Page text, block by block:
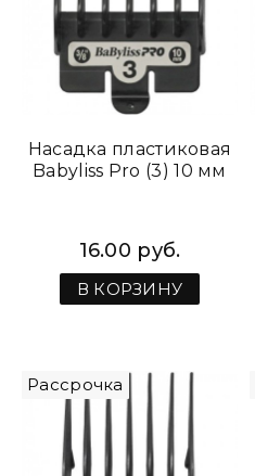
Насадка пластиковая
Babyliss Pro (3) 10 мм
16.00 руб.
В КОРЗИНУ
Рассрочка